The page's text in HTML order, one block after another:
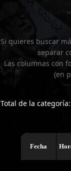
Si quieres buscar
separar
Las columnas con
(en
Total de la
Fecha